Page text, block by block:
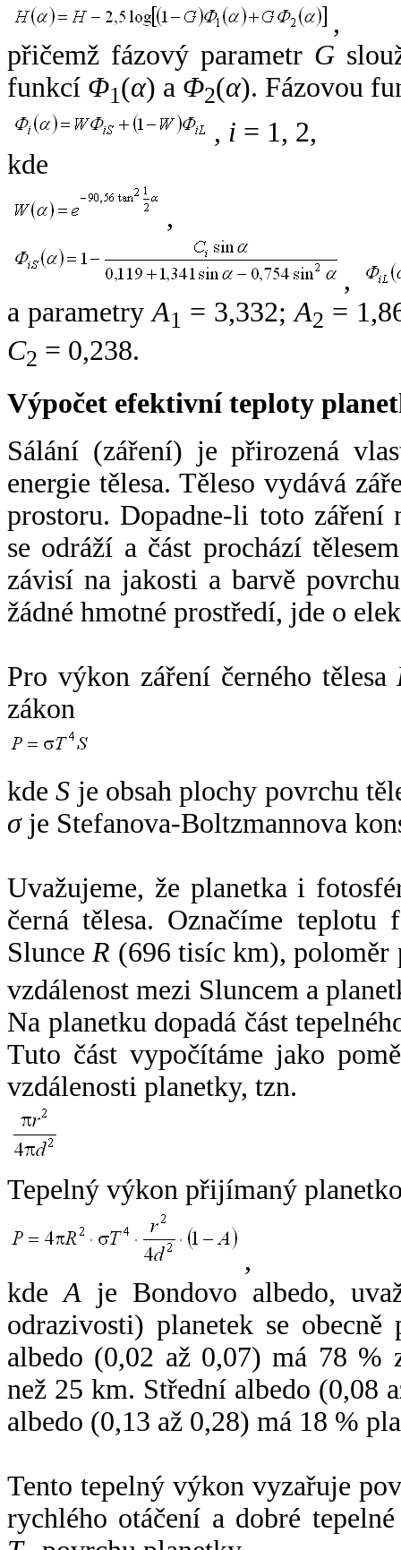
,
přičemž fázový parametr G
funkcí Φ1(α) a Φ2(α). Fázovou
, i = 1, 2,
kde
,
,
a parametryA1 = 3,332;A2 =
C2 = 0,238.
Výpočet efektivní teploty
Sálání (záření) je přirozená
energie tělesa. Těleso vydává
prostoru. Dopadne-li toto záření
se odráží a část prochází
závisí na jakosti a barvě
žádné hmotné prostředí, jde o
Pro výkon záření černého tělesa
zákon
kdeS je obsah plochy povrchu
σje Stefanova-Boltzmannova
Uvažujeme, že planetka i
černá tělesa. Označíme
SlunceR (696 tisíc km),
vzdálenost mezi Sluncem a
Na planetku dopadá část
Tuto část vypočítáme jako
vzdálenosti planetky, tzn.
Tepelný výkon přijímaný
,
kdeA je Bondovo albedo,
odrazivosti) planetek se
albedo (0,02 až 0,07) má 78 %
než 25 km. Střední albedo (0,08
albedo (0,13 až 0,28) má 18 %
Tento tepelný výkon vyzařuje
rychlého otáčení a dobré